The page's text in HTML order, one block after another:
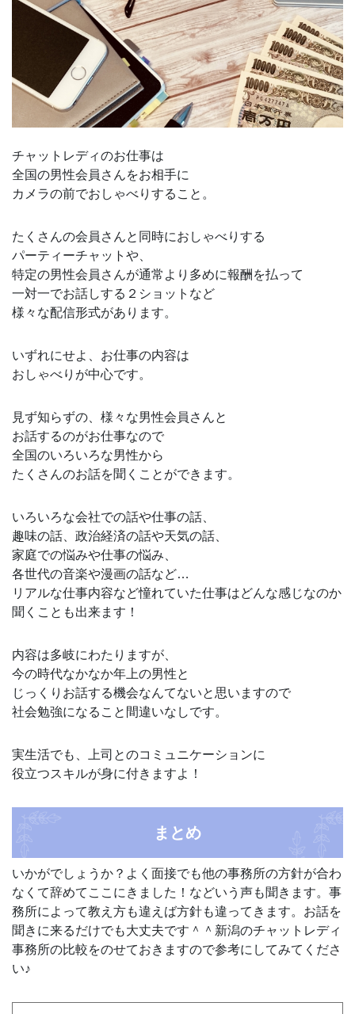
チャットレディのお仕事は
全国の男性会員さんをお相手に
カメラの前でおしゃべりすること。
たくさんの会員さんと同時におしゃべりする
パーティーチャットや、
特定の男性会員さんが通常より多めに報酬を払って
一対一でお話しする２ショットなど
様々な配信形式があります。
いずれにせよ、お仕事の内容は
おしゃべりが中心です。
見ず知らずの、様々な男性会員さんと
お話するのがお仕事なので
全国のいろいろな男性から
たくさんのお話を聞くことができます。
いろいろな会社での話や仕事の話、
趣味の話、政治経済の話や天気の話、
家庭での悩みや仕事の悩み、
各世代の音楽や漫画の話など…
リアルな仕事内容など憧れていた仕事はどんな感じなのか
聞くことも出来ます！
内容は多岐にわたりますが、
今の時代なかなか年上の男性と
じっくりお話する機会なんてないと思いますので
社会勉強になること間違いなしです。
実生活でも、上司とのコミュニケーションに
役立つスキルが身に付きますよ！
まとめ
いかがでしょうか？よく面接でも他の事務所の方針が合わ
なくて辞めてここにきました！などいう声も聞きます。事
務所によって教え方も違えば方針も違ってきます。お話を
聞きに来るだけでも大丈夫です＾＾新潟のチャットレディ
事務所の比較をのせておきますので参考にしてみてくださ
い♪